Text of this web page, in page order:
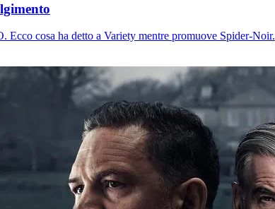
Ecco cosa ha detto a Variety mentre promuove Spider-Noir.